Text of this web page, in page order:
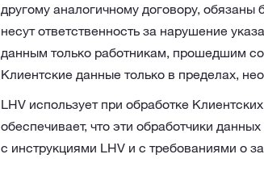
другому аналогичному договору,
несут ответственность за нарушение
данным только работникам, прошедшим
Клиентские данные только в пределах,
LHV использует при обработке
обеспечивает, что эти обработчики
с инструкциями LHV и с требованиями о